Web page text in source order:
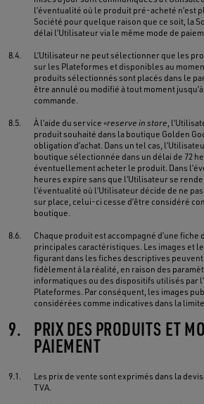
l’éventualité où le produit pré-acheté n’est
Société pour quelque raison que ce soit, la
délai l’Utilisateur via le même mode de
8.4.
L’Utilisateur ne peut sélectionner que les
sur les Plateformes et disponibles au
produits sélectionnés sont placés dans le
être annulé ou modifié à tout moment
commande.
8.5. À l’aide du service «reserve in store,
produit souhaité dans la boutique Golden
obligation d’achat. Dans un tel cas,
boutique sélectionnée dans un délai de 72
éventuellement acheter le produit. Dans
heures expire sans que l’Utilisateur se
l’éventualité où l’Utilisateur décide de ne
sur place, celui-ci cesse d’être considéré
boutique.
8.6.
Chaque produit est accompagné d’une
principales caractéristiques. Les images et
figurant dans les fiches descriptives
fidèlement à la réalité, en raison des
informatiques ou des dispositifs utilisés par
Plateformes. Par conséquent, les images
considérées comme indicatives dans la
9. PRIX DES PRODUITS ET
PAIEMENT
9.1.
Les prix de vente sont exprimés dans la
TVA.